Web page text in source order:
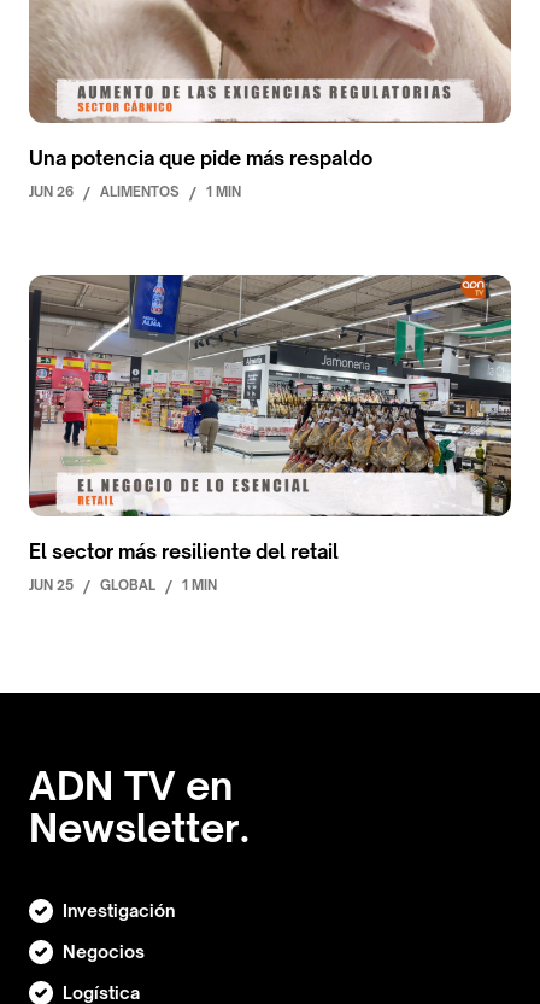
Una potencia que pide más respaldo
JUN 26 / ALIMENTOS / 1 MIN
El sector más resiliente del retail
JUN 25 / GLOBAL / 1 MIN
ADN TV en
Newsletter.
Investigación
Negocios
Logística